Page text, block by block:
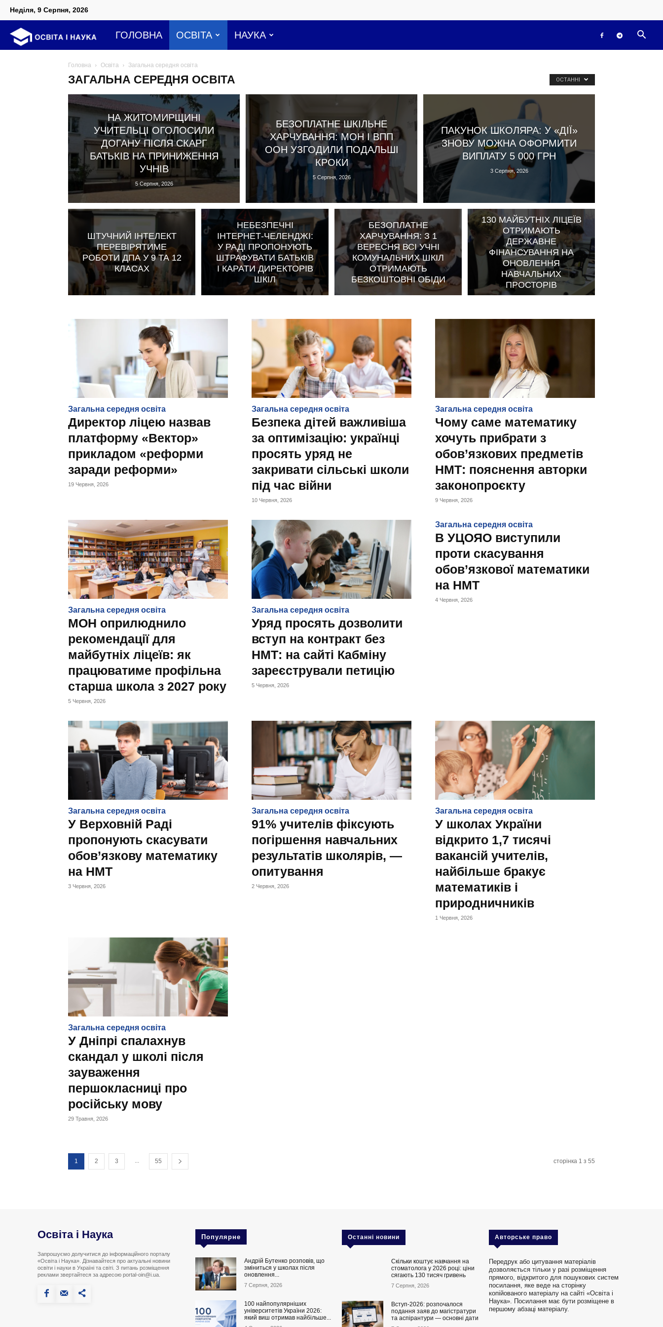
Неділя, 9 Серпня, 2026
Освіта
і
наука
ГОЛОВНА ОСВІТА НАУКА
Головна Освіта Загальна середня освіта
ЗАГАЛЬНА СЕРЕДНЯ ОСВІТА ОСТАННІ
НА ЖИТОМИРЩИНІ
УЧИТЕЛЬЦІ ОГОЛОСИЛИ
ДОГАНУ ПІСЛЯ СКАРГ
БАТЬКІВ НА ПРИНИЖЕННЯ
УЧНІВ
5 Серпня, 2026
БЕЗОПЛАТНЕ ШКІЛЬНЕ
ХАРЧУВАННЯ: МОН І ВПП
ООН УЗГОДИЛИ ПОДАЛЬШІ
КРОКИ
5 Серпня, 2026
ПАКУНОК ШКОЛЯРА: У «ДІЇ»
ЗНОВУ МОЖНА ОФОРМИТИ
ВИПЛАТУ 5 000 ГРН
3 Серпня, 2026
ШТУЧНИЙ ІНТЕЛЕКТ
ПЕРЕВІРЯТИМЕ
РОБОТИ ДПА У 9 ТА 12
КЛАСАХ
НЕБЕЗПЕЧНІ
ІНТЕРНЕТ-ЧЕЛЕНДЖІ:
У РАДІ ПРОПОНУЮТЬ
ШТРАФУВАТИ БАТЬКІВ
І КАРАТИ ДИРЕКТОРІВ
ШКІЛ
БЕЗОПЛАТНЕ
ХАРЧУВАННЯ: З 1
ВЕРЕСНЯ ВСІ УЧНІ
КОМУНАЛЬНИХ ШКІЛ
ОТРИМАЮТЬ
БЕЗКОШТОВНІ ОБІДИ
130 МАЙБУТНІХ ЛІЦЕЇВ
ОТРИМАЮТЬ
ДЕРЖАВНЕ
ФІНАНСУВАННЯ НА
ОНОВЛЕННЯ
НАВЧАЛЬНИХ
ПРОСТОРІВ
Загальна середня освіта
Директор ліцею назвав
платформу «Вектор»
прикладом «реформи
заради реформи»
19 Червня, 2026
Загальна середня освіта
Безпека дітей важливіша
за оптимізацію: українці
просять уряд не
закривати сільські школи
під час війни
10 Червня, 2026
Загальна середня освіта
Чому саме математику
хочуть прибрати з
обов’язкових предметів
НМТ: пояснення авторки
законопроєкту
9 Червня, 2026
Загальна середня освіта
МОН оприлюднило
рекомендації для
майбутніх ліцеїв: як
працюватиме профільна
старша школа з 2027 року
5 Червня, 2026
Загальна середня освіта
Уряд просять дозволити
вступ на контракт без
НМТ: на сайті Кабміну
зареєстрували петицію
5 Червня, 2026
Загальна середня освіта
В УЦОЯО виступили
проти скасування
обов’язкової математики
на НМТ
4 Червня, 2026
Загальна середня освіта
У Верховній Раді
пропонують скасувати
обов’язкову математику
на НМТ
3 Червня, 2026
Загальна середня освіта
91% учителів фіксують
погіршення навчальних
результатів школярів, —
опитування
2 Червня, 2026
Загальна середня освіта
У школах України
відкрито 1,7 тисячі
вакансій учителів,
найбільше бракує
математиків і
природничників
1 Червня, 2026
Загальна середня освіта
У Дніпрі спалахнув
скандал у школі після
зауваження
першокласниці про
російську мову
29 Травня, 2026
1 2 3 ... 55 сторінка 1 з 55
Освіта і Наука
Запрошуємо долучитися до інформаційного порталу
«Освіта і Наука». Дізнавайтеся про актуальні новини
освіти і науки в Україні та світі. З питань розміщення
реклами звертайтеся за адресою portal-oin@i.ua.
Популярне
Андрій Бутенко розповів, що
зміниться у школах після
оновлення...
7 Серпня, 2026
100 найпопулярніших
університетів України 2026:
який виш отримав найбільше...
Останні новини
Скільки коштує навчання на
стоматолога у 2026 році: ціни
сягають 130 тисяч гривень
7 Серпня, 2026
Вступ-2026: розпочалося
подання заяв до магістратури
та аспірантури — основні дати
Авторське право
Передрук або цитування матеріалів
дозволяється тільки у разі розміщення
прямого, відкритого для пошукових систем
посилання, яке веде на сторінку
копійованого матеріалу на сайті «Освіта і
Наука». Посилання має бути розміщене в
першому абзаці матеріалу.